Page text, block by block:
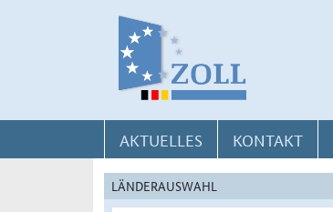
AKTUELLES KONTAKT
LÄNDERAUSWAHL